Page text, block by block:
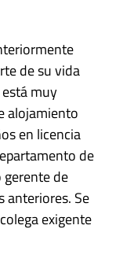
de su vida
muy
alojamiento
en licencia
de
gerente de
anteriores. Se
exigente